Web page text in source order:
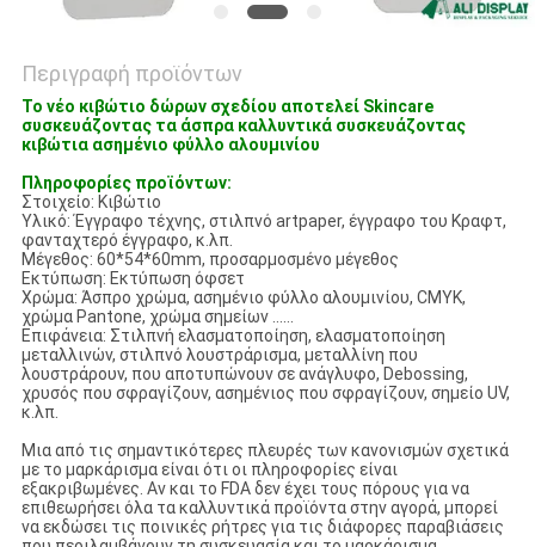
Περιγραφή προϊόντων
Το νέο κιβώτιο δώρων σχεδίου αποτελεί Skincare
συσκευάζοντας τα άσπρα καλλυντικά συσκευάζοντας
κιβώτια ασημένιο φύλλο αλουμινίου
Πληροφορίες προϊόντων:
Στοιχείο: Κιβώτιο
Υλικό: Έγγραφο τέχνης, στιλπνό artpaper, έγγραφο του Κραφτ,
φανταχτερό έγγραφο, κ.λπ.
Μέγεθος: 60*54*60mm, προσαρμοσμένο μέγεθος
Εκτύπωση: Εκτύπωση όφσετ
Χρώμα: Άσπρο χρώμα, ασημένιο φύλλο αλουμινίου, CMYK,
χρώμα Pantone, χρώμα σημείων ......
Επιφάνεια: Στιλπνή ελασματοποίηση, ελασματοποίηση
μεταλλινών, στιλπνό λουστράρισμα, μεταλλίνη που
λουστράρουν, που αποτυπώνουν σε ανάγλυφο, Debossing,
χρυσός που σφραγίζουν, ασημένιος που σφραγίζουν, σημείο UV,
κ.λπ.
Μια από τις σημαντικότερες πλευρές των κανονισμών σχετικά
με το μαρκάρισμα είναι ότι οι πληροφορίες είναι
εξακριβωμένες. Αν και το FDA δεν έχει τους πόρους για να
επιθεωρήσει όλα τα καλλυντικά προϊόντα στην αγορά, μπορεί
να εκδώσει τις ποινικές ρήτρες για τις διάφορες παραβιάσεις